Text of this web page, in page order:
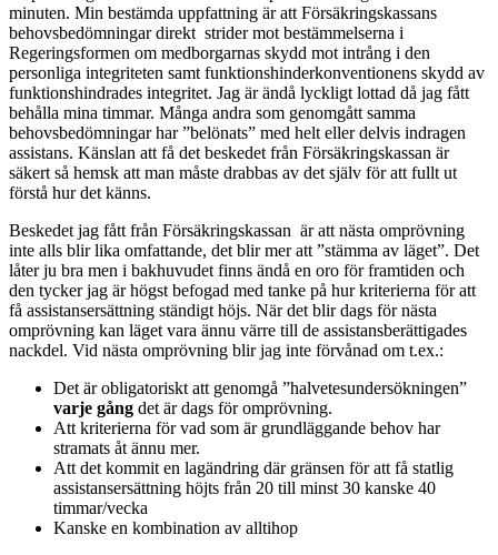
minuten. Min bestämda uppfattning är att Försäkringskassans
behovsbedömningar direkt strider mot bestämmelserna i
Regeringsformen om medborgarnas skydd mot intrång i den
personliga integriteten samt funktionshinderkonventionens skydd av
funktionshindrades integritet. Jag är ändå lyckligt lottad då jag fått
behålla mina timmar. Många andra som genomgått samma
behovsbedömningar har ”belönats” med helt eller delvis indragen
assistans. Känslan att få det beskedet från Försäkringskassan är
säkert så hemsk att man måste drabbas av det själv för att fullt ut
förstå hur det känns.
Beskedet jag fått från Försäkringskassan är att nästa omprövning
inte alls blir lika omfattande, det blir mer att ”stämma av läget”. Det
låter ju bra men i bakhuvudet finns ändå en oro för framtiden och
den tycker jag är högst befogad med tanke på hur kriterierna för att
få assistansersättning ständigt höjs. När det blir dags för nästa
omprövning kan läget vara ännu värre till de assistansberättigades
nackdel. Vid nästa omprövning blir jag inte förvånad om t.ex.:
Det är obligatoriskt att genomgå ”halvetesundersökningen”
varje gång det är dags för omprövning.
Att kriterierna för vad som är grundläggande behov har
stramats åt ännu mer.
Att det kommit en lagändring där gränsen för att få statlig
assistansersättning höjts från 20 till minst 30 kanske 40
timmar/vecka
Kanske en kombination av alltihop